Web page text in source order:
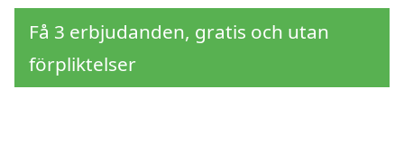
Få 3 erbjudanden, gratis och utan
förpliktelser